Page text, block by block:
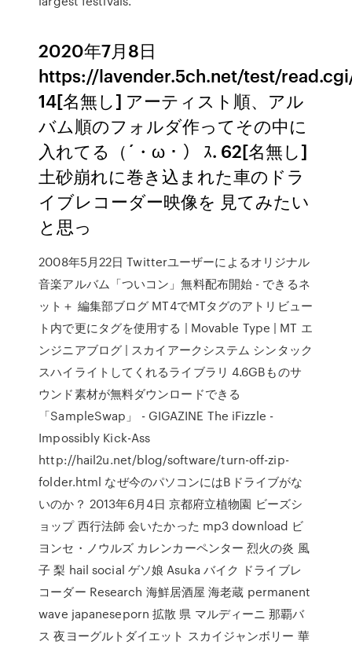
2020年7月8日
https://lavender.5ch.net/test/
14[名無し] アーティスト順、アル
バム順のフォルダ作ってその中に
入れてる（´・ω・） ｽ. 62[名無し]
土砂崩れに巻き込まれた車のドラ
イブレコーダー映像を 見てみたい
と思っ
2008年5月22日 Twitterユーザーによるオリジナル
音楽アルバム「ついコン」無料配布開始 - できるネ
ット＋ 編集部ブログ MT4でMTタグのアトリビュー
ト内で更にタグを使用する | Movable Type | MT エ
ンジニアブログ | スカイアークシステム シンタック
スハイライトしてくれるライブラリ 4.6GBものサ
ウンド素材が無料ダウンロードできる
「SampleSwap」 - GIGAZINE The iFizzle -
Impossibly Kick-Ass
http://hail2u.net/blog/software/turn-off-zip-
folder.html なぜ今のパソコンにはBドライブがな
いのか？ 2013年6月4日 京都府立植物園 ビーズシ
ョップ 西行法師 会いたかった mp3 download ビ
ヨンセ・ノウルズ カレンカーペンター 烈火の炎 風
子 梨 hail social ゲソ娘 Asuka バイク ドライブレ
コーダー Research 海鮮居酒屋 海老蔵 permanent
wave japaneseporn 拡散 県 マルディーニ 那覇バ
ス 夜ヨーグルトダイエット スカイジャンボリー 華